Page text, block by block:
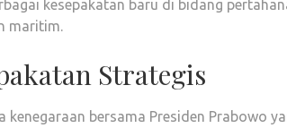
kesepakatan baru di bidang
maritim.
Strategis
bersama Presiden Prabowo